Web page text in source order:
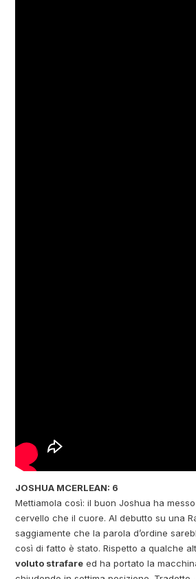
JOSHUA MCERLEAN: 6
Mettiamola così: il buon Joshua ha
cervello che il cuore. Al debutto su una
saggiamente che la parola d’ordine
così di fatto è stato. Rispetto a qualche
voluto strafare ed ha portato la